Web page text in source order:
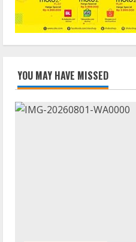
YOU MAY HAVE MISSED